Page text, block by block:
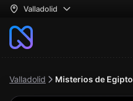
Valladolid
Valladolid Misterios de Egipto